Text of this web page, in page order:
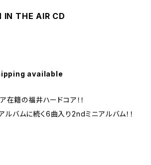
IN THE AIR CD
available
籍の福井ハードコア！！
バムに続く6曲入り2ndミニアルバム！！